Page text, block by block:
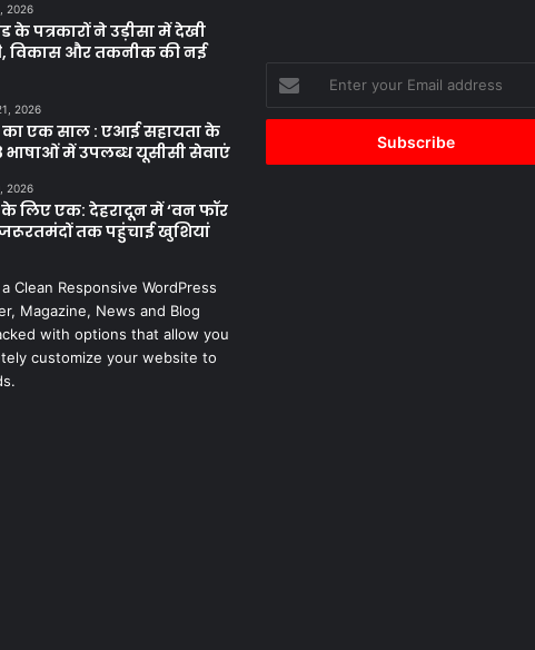
2026
के पत्रकारों ने उड़ीसा में देखी
विकास और तकनीक की नई
2026
का एक साल : एआई सहायता के
भाषाओं में उपलब्ध यूसीसी सेवाएं
2026
लिए एक: देहरादून में ‘वन फॉर
तक पहुंचाई खुशियां
Clean Responsive WordPress
Magazine, News and Blog
with options that allow you
customize your website to
your
Email